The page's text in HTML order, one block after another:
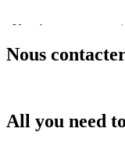
Nous
All you need